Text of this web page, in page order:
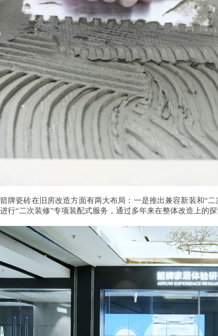
箭牌瓷砖在旧房改造方面有两大布局：一是推出兼容新装和“
进行“二次装修”专项装配式服务，通过多年来在整体改造上的